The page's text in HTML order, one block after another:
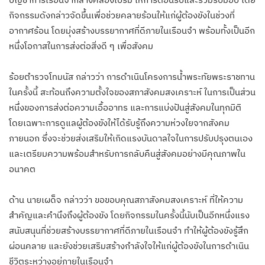
กิจกรรมดังกล่าวจัดขึ้นเพื่อช่วยคลายร้อนให้แก่ผู้ต้องขังในช่วงที่
อากาศร้อน โดยมุ่งสร้างบรรยากาศที่ดีภายในเรือนจำ พร้อมทั้งเป็นอีก
หนึ่งโอกาสในการส่งต่อสิ่งดี ๆ เพื่อสังคม
ร้อยตำรวจโทมนัส กล่าวว่า การดำเนินโครงการน้ำพระทัยพระราชทาน
ในครั้งนี้ สะท้อนถึงความตั้งใจของสภาสังคมสงเคราะห์ ในการเป็นส่วน
หนึ่งของการส่งต่อความเอื้ออาทร และการแบ่งปันสู่สังคมในทุกมิติ
โดยเฉพาะการดูแลผู้ต้องขังให้ได้รับรู้ถึงความห่วงใยจากสังคม
ภายนอก ซึ่งจะช่วยส่งเสริมให้เกิดแรงบันดาลใจในการปรับปรุงตนเอง
และเตรียมความพร้อมสำหรับการกลับคืนสู่สังคมอย่างมีคุณภาพใน
อนาคต
ด้าน นายเผด็จ กล่าวว่า ขอขอบคุณสภาสังคมสงเคราะห์ ที่ให้ความ
สำคัญและคำนึงถึงผู้ต้องขัง โดยกิจกรรมในครั้งนี้นับเป็นอีกหนึ่งแรง
สนับสนุนที่ช่วยสร้างบรรยากาศที่ดีภายในเรือนจำ ทำให้ผู้ต้องขังรู้สึก
ผ่อนคลาย และยังช่วยเสริมสร้างกำลังใจให้แก่ผู้ต้องขังในการดำเนิน
ชีวิตระหว่างอยู่ภายในเรือนจำ